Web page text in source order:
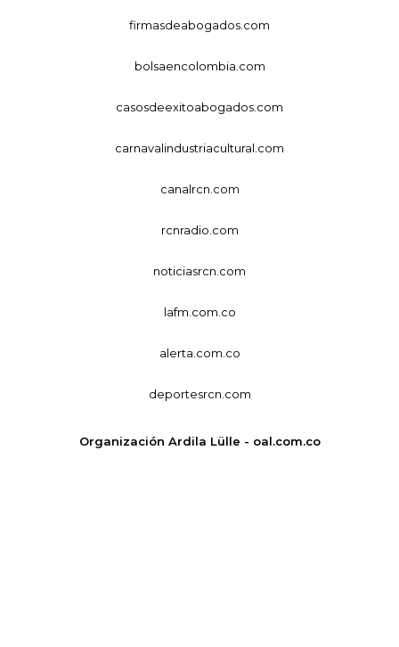
firmasdeabogados.com
bolsaencolombia.com
casosdeexitoabogados.com
carnavalindustriacultural.com
canalrcn.com
rcnradio.com
noticiasrcn.com
lafm.com.co
alerta.com.co
deportesrcn.com
Organización Ardila Lülle - oal.com.co